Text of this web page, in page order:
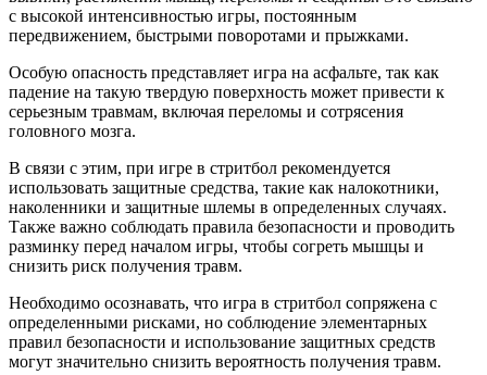
с высокой интенсивностью игры, постоянным
передвижением, быстрыми поворотами и прыжками.
Особую опасность представляет игра на асфальте, так как
падение на такую твердую поверхность может привести к
серьезным травмам, включая переломы и сотрясения
головного мозга.
В связи с этим, при игре в стритбол рекомендуется
использовать защитные средства, такие как налокотники,
наколенники и защитные шлемы в определенных случаях.
Также важно соблюдать правила безопасности и проводить
разминку перед началом игры, чтобы согреть мышцы и
снизить риск получения травм.
Необходимо осознавать, что игра в стритбол сопряжена с
определенными рисками, но соблюдение элементарных
правил безопасности и использование защитных средств
могут значительно снизить вероятность получения травм.